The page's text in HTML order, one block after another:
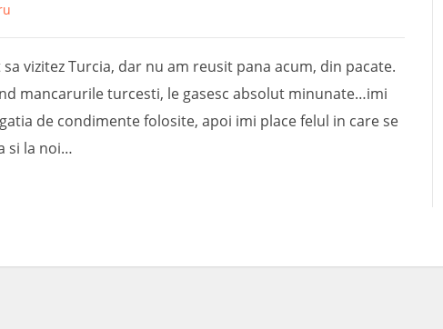
vizitez Turcia, dar nu am reusit pana acum, din pacate.
mancarurile turcesti, le gasesc absolut minunate…imi
de condimente folosite, apoi imi place felul in care se
si la noi…